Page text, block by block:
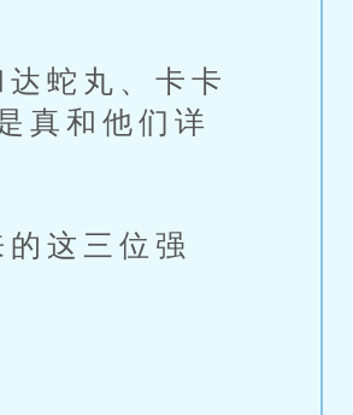
蛇丸、卡卡
真和他们详
这三位强